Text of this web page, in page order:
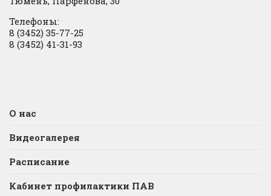
Телефоны:
8 (3452) 35-77-25
8 (3452) 41-31-93
О нас
Видеогалерея
Расписание
Кабинет профилактики ПАВ